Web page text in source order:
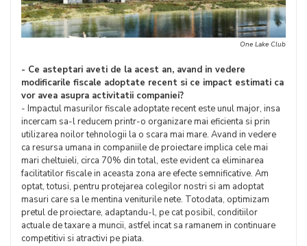
One Lake Club
- Ce asteptari aveti de la acest an, avand in vedere
modificarile fiscale adoptate recent si ce impact estimati ca
vor avea asupra activitatii companiei?
- Impactul masurilor fiscale adoptate recent este unul major, insa
incercam sa-l reducem printr-o organizare mai eficienta si prin
utilizarea noilor tehnologii la o scara mai mare. Avand in vedere
ca resursa umana in companiile de proiectare implica cele mai
mari cheltuieli, circa 70% din total, este evident ca eliminarea
facilitatilor fiscale in aceasta zona are efecte semnificative. Am
optat, totusi, pentru protejarea colegilor nostri si am adoptat
masuri care sa le mentina veniturile nete. Totodata, optimizam
pretul de proiectare, adaptandu-l, pe cat posibil, conditiilor
actuale de taxare a muncii, astfel incat sa ramanem in continuare
competitivi si atractivi pe piata.